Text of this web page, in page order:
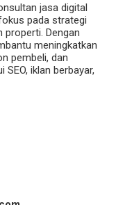
jasa digital
pada strategi
properti. Dengan
meningkatkan
pembeli, dan
iklan berbayar,